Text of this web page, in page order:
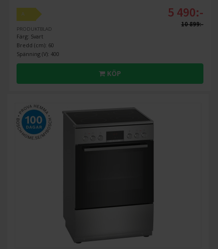
A
PRODUKTBLAD
Färg: Svart
Bredd (cm): 60
Spänning (V): 400
5 490:-
10 899:-
KÖP